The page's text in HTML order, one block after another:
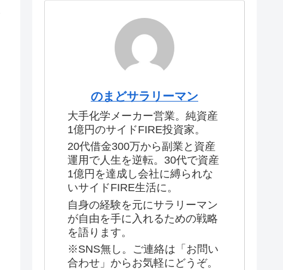
のまどサラリーマン
大手化学メーカー営業。純資産
1億円のサイドFIRE投資家。
20代借金300万から副業と資産
運用で人生を逆転。30代で資産
1億円を達成し会社に縛られな
いサイドFIRE生活に。
自身の経験を元にサラリーマン
が自由を手に入れるための戦略
を語ります。
※SNS無し。ご連絡は「お問い
合わせ」からお気軽にどうぞ。